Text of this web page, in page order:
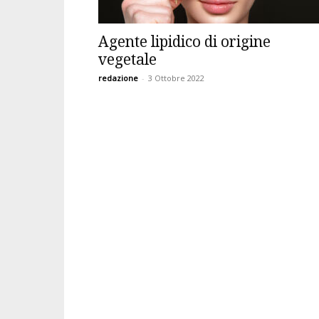
Agente lipidico di origine
vegetale
redazione - 3 Ottobre 2022